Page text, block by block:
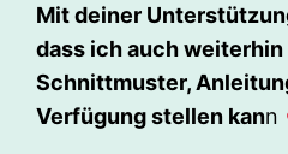
Mit deiner
dass ich auch
Schnittmuster,
Verfügung stellen kann